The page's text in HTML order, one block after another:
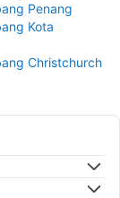
Penang
Kota
Christchurch